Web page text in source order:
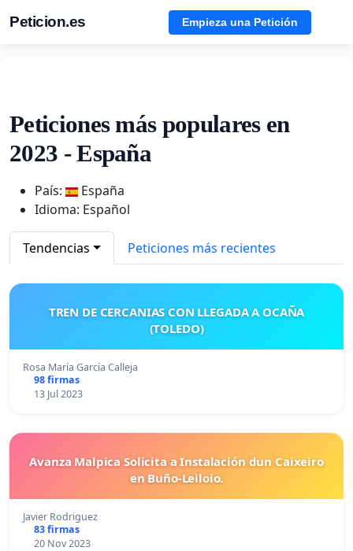
Peticion.es Empieza una Petición
Peticiones más populares en
2023 - España
País:
España
Idioma: Español
Tendencias Peticiones más recientes
TREN DE CERCANIAS CON LLEGADA A OCAÑA
(TOLEDO)
Rosa María García Calleja
98 firmas
13 Jul 2023
Avanza Malpica Solicita a Instalación dun Caixeiro
en Buño-Leiloio.
Javier Rodriguez
83 firmas
20 Nov 2023